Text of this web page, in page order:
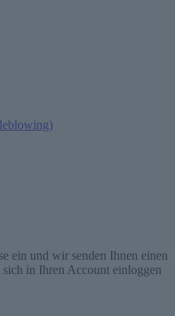
ein und wir senden Ihnen einen
in Ihren Account einloggen